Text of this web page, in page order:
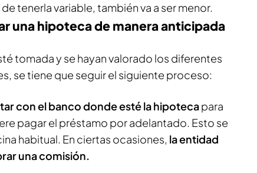
tenerla variable, también va a ser menor.
una hipoteca de manera anticipada
tomada y se hayan valorado los diferentes
se tiene que seguir el siguiente proceso:
con el banco donde esté la hipotecapara
pagar el préstamo por adelantado. Esto se
habitual. En ciertas ocasiones, la entidad
una comisión.